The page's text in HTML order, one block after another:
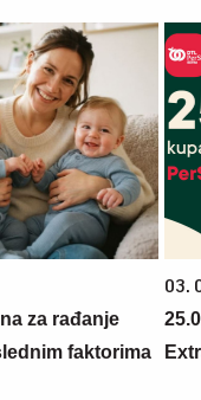
za rađanje
faktorima
03.